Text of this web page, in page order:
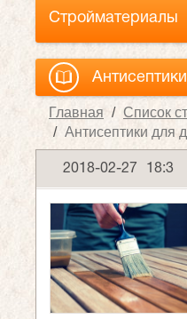
Стройматериалы
Главная
Список
Антисептики для
2018-02-27 18:3